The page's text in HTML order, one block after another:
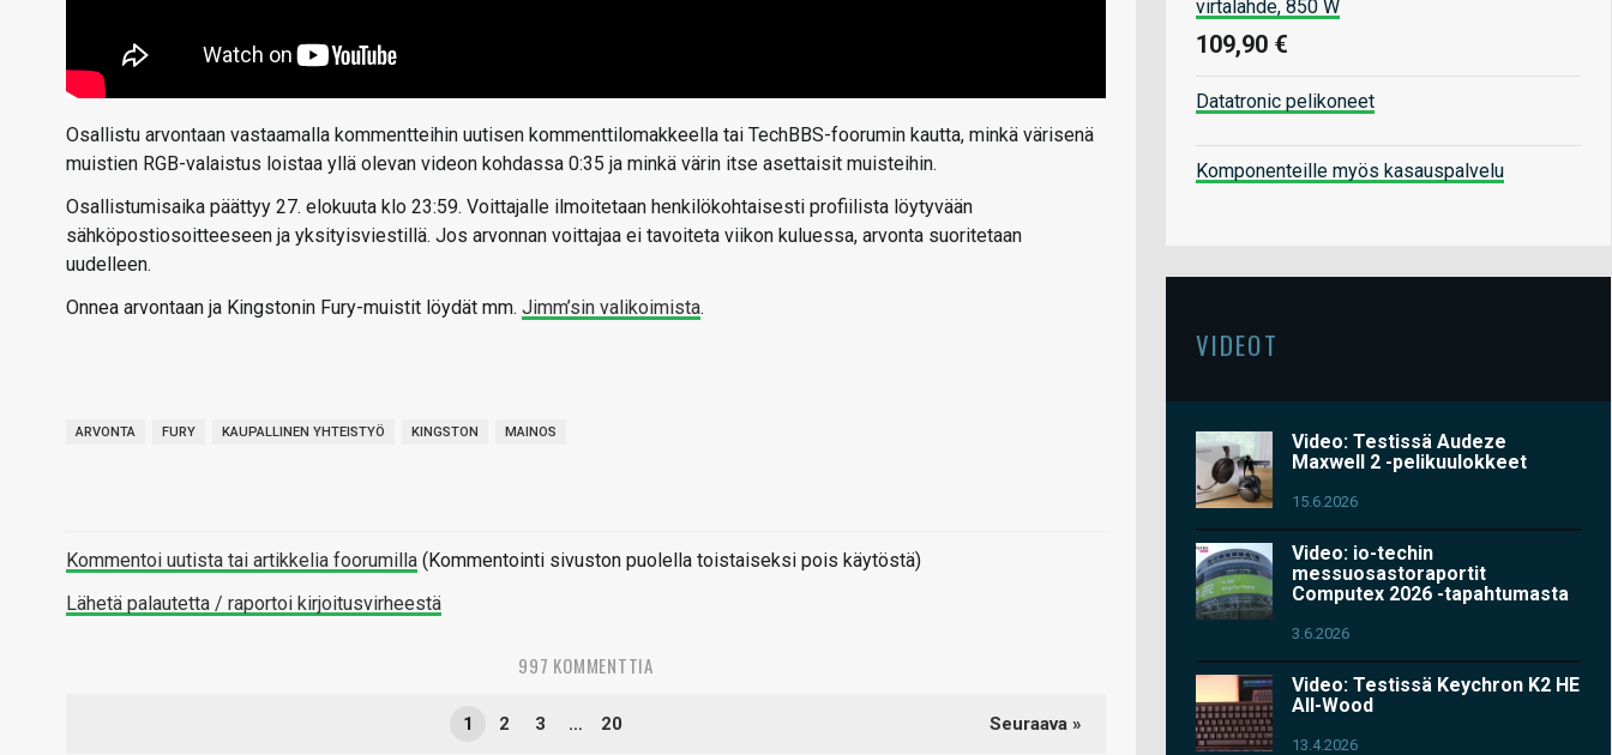
Osallistu arvontaan vastaamalla kommentteihin uutisen kommenttilomakkeella tai TechBBS-foorumin kautta, minkä värisenä
muistien RGB-valaistus loistaa yllä olevan videon kohdassa 0:35 ja minkä värin itse asettaisit muisteihin.
Osallistumisaika päättyy 27. elokuuta klo 23:59. Voittajalle ilmoitetaan henkilökohtaisesti profiilista löytyvään
sähköpostiosoitteeseen ja yksityisviestillä. Jos arvonnan voittajaa ei tavoiteta viikon kuluessa, arvonta suoritetaan
uudelleen.
Onnea arvontaan ja Kingstonin Fury-muistit löydät mm. Jimm’sin valikoimista.
ARVONTA FURY KAUPALLINEN YHTEISTYÖ KINGSTON MAINOS
Kommentoi uutista tai artikkelia foorumilla (Kommentointi sivuston puolella toistaiseksi pois käytöstä)
Lähetä palautetta / raportoi kirjoitusvirheestä
997 KOMMENTTIA
1 2 3 … 20 Seuraava »
virtalähde, 850 W
109,90 €
Datatronic pelikoneet
Komponenteille myös kasauspalvelu
VIDEOT
Video: Testissä Audeze
Maxwell 2 -pelikuulokkeet
15.6.2026
Video: io-techin
messuosastoraportit
Computex 2026 -tapahtumasta
3.6.2026
Video: Testissä Keychron K2 HE
All-Wood
13.4.2026